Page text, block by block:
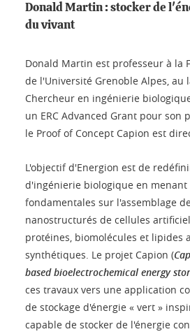
Donald Martin : stocker de
du vivant
Donald Martin est professeur à la
de l'Université Grenoble Alpes, au
Chercheur en ingénierie
un ERC Advanced Grant pour son
le Proof of Concept Capion est
L'objectif d'Energion est de
d'ingénierie biologique en menant
fondamentales sur l'assemblage
nanostructurés de cellules
protéines, biomolécules et lipides
synthétiques. Le projet Capion (
based bioelectrochemical energy
ces travaux vers une application
de stockage d'énergie « vert »
capable de stocker de l'énergie